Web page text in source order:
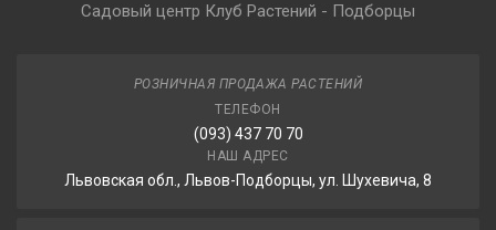
Садовый центр Клуб Растений - Подборцы
РОЗНИЧНАЯ ПРОДАЖА РАСТЕНИЙ
ТЕЛЕФОН
(093) 437 70 70
НАШ АДРЕС
Львовская обл., Львов-Подборцы, ул. Шухевича, 8